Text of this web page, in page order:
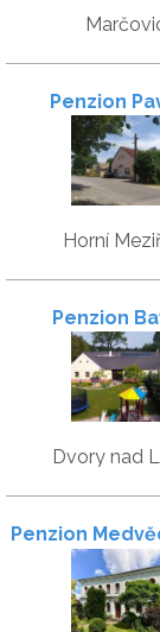
Penzion
Horní
Penzion
Dvory nad
Penzion